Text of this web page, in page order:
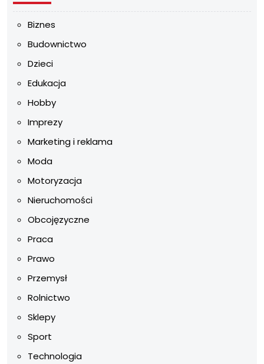
Biznes
Budownictwo
Dzieci
Edukacja
Hobby
Imprezy
Marketing i reklama
Moda
Motoryzacja
Nieruchomości
Obcojęzyczne
Praca
Prawo
Przemysł
Rolnictwo
Sklepy
Sport
Technologia